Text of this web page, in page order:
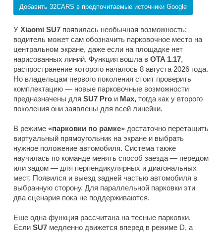
Добавить 32CARS в предпочитаемые источники Google
У Xiaomi SU7 появилась необычная возможность:
водитель может сам обозначить парковочное место на
центральном экране, даже если на площадке нет
нарисованных линий. Функция вошла в OTA 1.17,
распространение которого началось 8 августа 2026 года.
Но владельцам первого поколения стоит проверить
комплектацию — новые парковочные возможности
предназначены для SU7 Pro и Max, тогда как у второго
поколения они заявлены для всей линейки.
В режиме «парковки по рамке» достаточно перетащить
виртуальный прямоугольник на экране и выбрать
нужное положение автомобиля. Система также
научилась по команде менять способ заезда — передом
или задом — для перпендикулярных и диагональных
мест. Появился и выезд задней частью автомобиля в
выбранную сторону. Для параллельной парковки эти
два сценария пока не поддерживаются.
Еще одна функция рассчитана на тесные парковки.
Если SU7 медленно движется вперед в режиме D, а